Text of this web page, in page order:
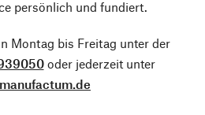
persönlich und fundiert.
Montag bis Freitag unter der
oder jederzeit unter